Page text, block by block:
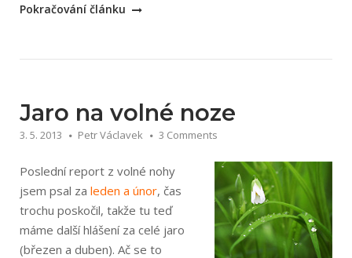
„Cyklovýlet
Pokračování článku
Jaro na volné noze
3. 5. 2013 Petr Václavek 3 Comments
Poslední report z volné nohy
jsem psal za leden a únor, čas
trochu poskočil, takže tu teď
máme další hlášení za celé jaro
(březen a duben). Ač se to